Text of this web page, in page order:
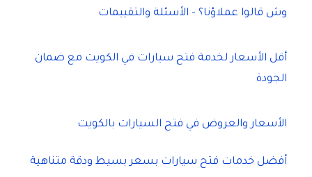
وش قالوا عملاؤنا؟ – الأسئلة والتقييمات
أقل الأسعار لخدمة فتح سيارات في الكويت مع ضمان
الجودة
الأسعار والعروض في فتح السيارات بالكويت
أفضل خدمات فتح سيارات بسعر بسيط ودقة متناهية